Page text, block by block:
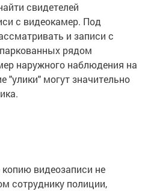
свидетелей
с видеокамер. Под
и записи с
рядом
наружного наблюдения на
"улики" могут значительно
копию видеозаписи не
сотруднику полиции,